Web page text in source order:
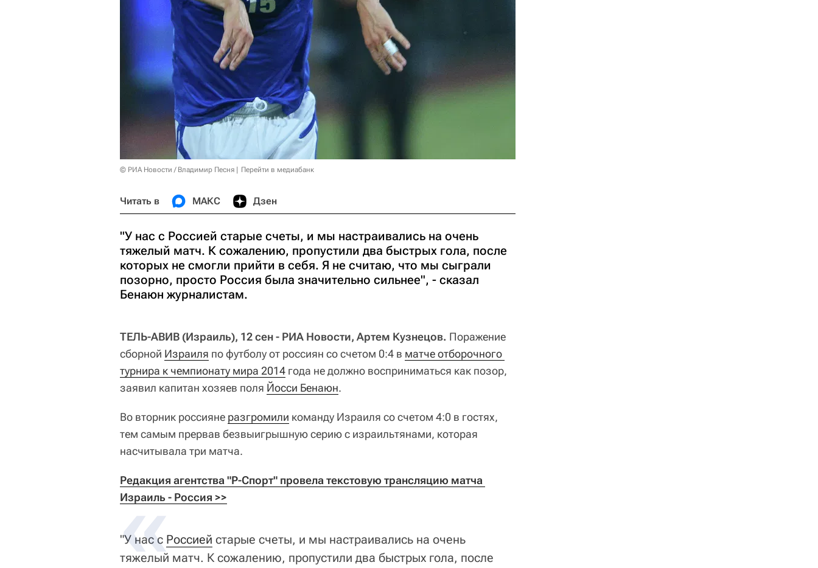
© РИА Новости / Владимир Песня Перейти в медиабанк
Читать в МАКС Дзен
"У нас с Россией старые счеты, и мы настраивались на очень
тяжелый матч. К сожалению, пропустили два быстрых гола, после
которых не смогли прийти в себя. Я не считаю, что мы сыграли
позорно, просто Россия была значительно сильнее", - сказал
Бенаюн журналистам.
ТЕЛЬ-АВИВ (Израиль), 12 сен - РИА Новости, Артем Кузнецов. Поражение
сборной Израиля по футболу от россиян со счетом 0:4 в матче отборочного
турнира к чемпионату мира 2014 года не должно восприниматься как позор,
заявил капитан хозяев поля Йосси Бенаюн.
Во вторник россияне разгромили команду Израиля со счетом 4:0 в гостях,
тем самым прервав безвыигрышную серию с израильтянами, которая
насчитывала три матча.
Редакция агентства "Р-Спорт" провела текстовую трансляцию матча
Израиль - Россия >>
"У нас с Россией старые счеты, и мы настраивались на очень
тяжелый матч. К сожалению, пропустили два быстрых гола, после